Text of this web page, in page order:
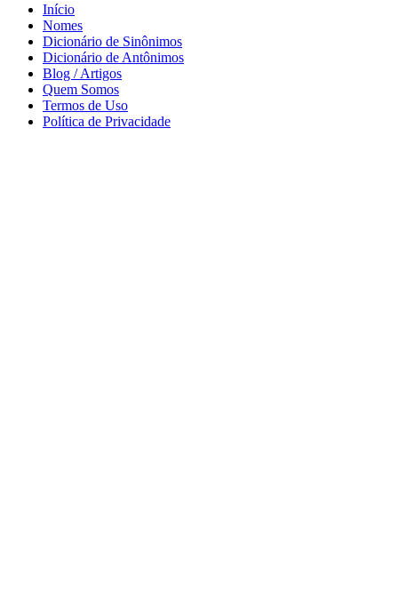
Início
Nomes
Dicionário de Sinônimos
Dicionário de Antônimos
Blog / Artigos
Quem Somos
Termos de Uso
Política de Privacidade